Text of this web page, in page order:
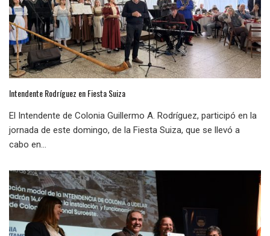
Intendente Rodríguez en Fiesta Suiza
El Intendente de Colonia Guillermo A. Rodríguez, participó en la
jornada de este domingo, de la Fiesta Suiza, que se llevó a
cabo en...